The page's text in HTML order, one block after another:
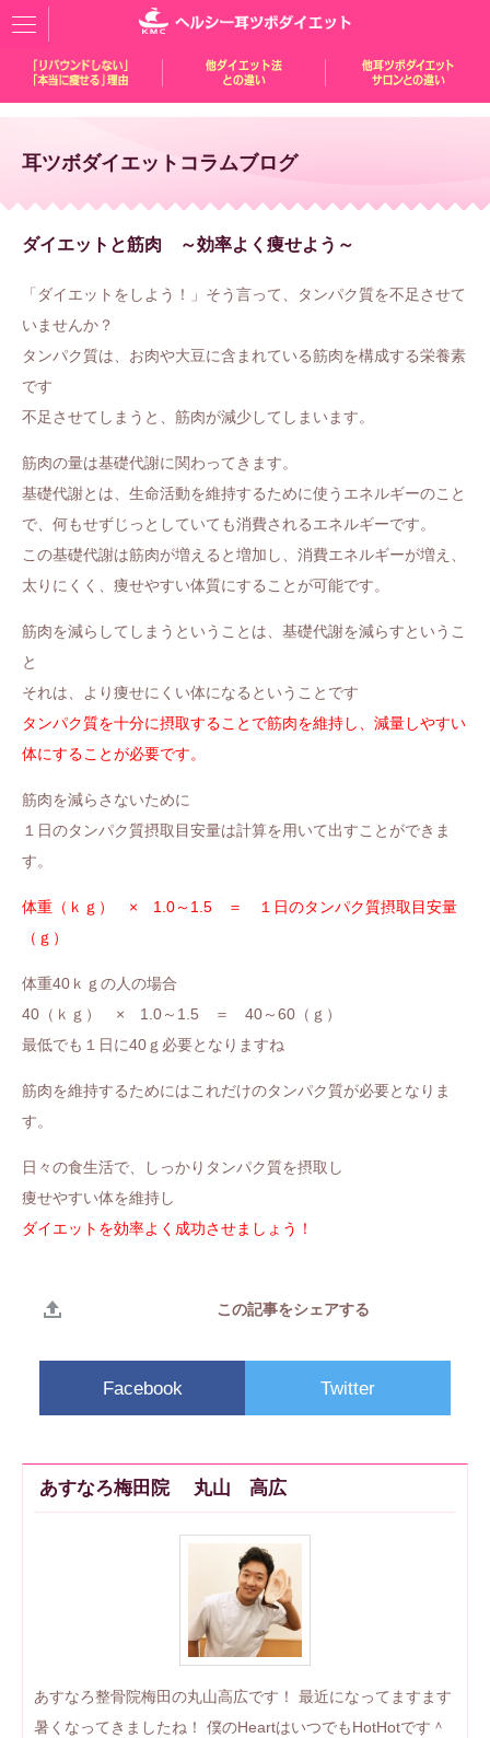
耳ツボダイエットコラムブログ
ダイエットと筋肉 ～効率よく痩せよう～
「ダイエットをしよう！」 そう言って、タンパク質を不足させて
いませんか？
タンパク質は、お肉や大豆に含まれている筋肉を構成する栄養素
です
不足させてしまうと、筋肉が減少してしまいます。
筋肉の量は基礎代謝に関わってきます。
基礎代謝とは、生命活動を維持するために使うエネルギーのこと
で、何もせずじっとしていても消費されるエネルギーです。
この基礎代謝は筋肉が増えると増加し、消費エネルギーが増え、
太りにくく、痩せやすい体質にすることが可能です。
筋肉を減らしてしまうということは、基礎代謝を減らすというこ
と
それは、より痩せにくい体になるということです
タンパク質を十分に摂取することで筋肉を維持し、減量しやすい
体にすることが必要です。
筋肉を減らさないために
１日のタンパク質摂取目安量は計算を用いて出すことができま
す。
体重（ｋｇ） × 1.0～1.5 ＝ １日のタンパク質摂取目安量
（ｇ）
体重40ｋｇの人の場合
40（ｋｇ） × 1.0～1.5 ＝ 40～60（ｇ）
最低でも１日に40ｇ必要となりますね
筋肉を維持するためにはこれだけのタンパク質が必要となりま
す。
日々の食生活で、しっかりタンパク質を摂取し
痩せやすい体を維持し
ダイエットを効率よく成功させましょう！
この記事をシェアする
Facebook Twitter
あすなろ梅田院 丸山 高広
あすなろ整骨院梅田の丸山高広です！ 最近になってますます
暑くなってきましたね！ 僕のHeartはいつでもHotHotです＾